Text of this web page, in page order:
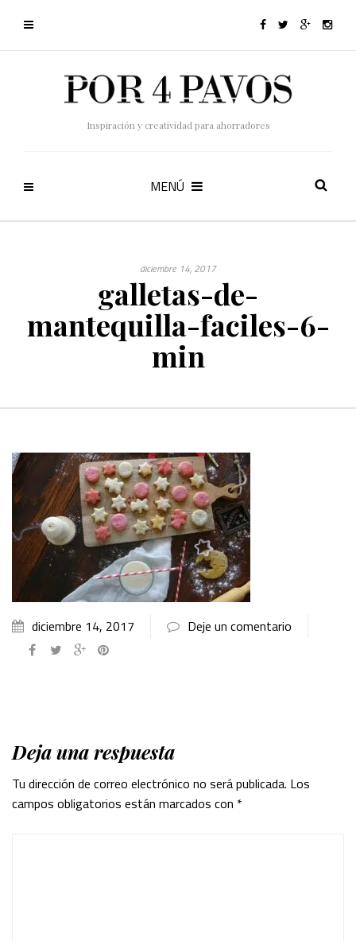
Inspiración y creatividad para ahorradores
MENÚ
diciembre 14, 2017
galletas-de-
mantequilla-faciles-6-
min
diciembre 14, 2017 Deje un comentario
Deja una respuesta
Tu dirección de correo electrónico no será publicada. Los
campos obligatorios están marcados con *